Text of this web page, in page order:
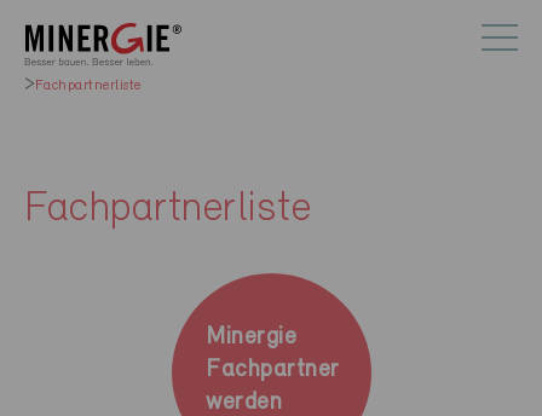
Fachpartnerliste
Fachpartnerliste
Minergie
Fachpartner
werden